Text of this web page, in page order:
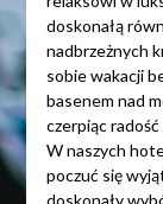
doskonałą
nadbrzeżnych
sobie wakacji
basenem nad
czerpiąc
W naszych
poczuć się